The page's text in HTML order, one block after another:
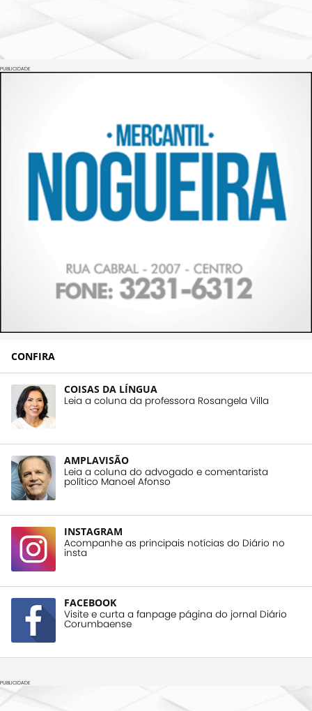
PUBLICIDADE
CONFIRA
COISAS DA LÍNGUA
Leia a coluna da professora Rosangela Villa
AMPLAVISÃO
Leia a coluna do advogado e comentarista
político Manoel Afonso
INSTAGRAM
Acompanhe as principais notícias do Diário no
insta
FACEBOOK
Visite e curta a fanpage página do jornal Diário
Corumbaense
PUBLICIDADE